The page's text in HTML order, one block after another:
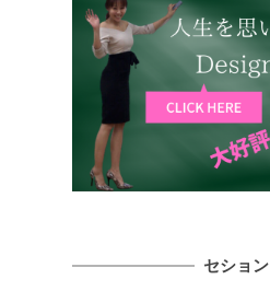
セション